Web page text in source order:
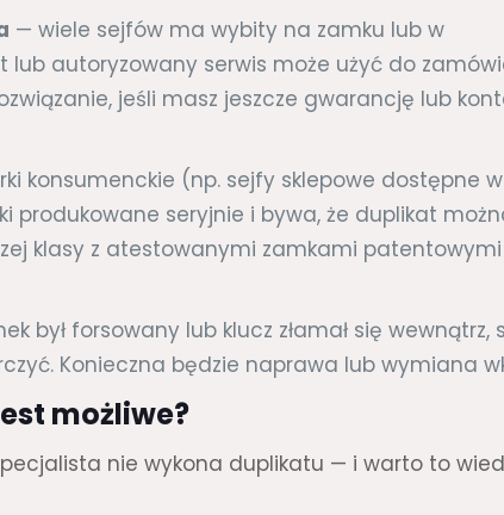
— wiele sejfów ma wybity na zamku lub w
autoryzowany serwis może użyć do
jeśli masz jeszcze gwarancję lub
konsumenckie (np. sejfy sklepowe dostępne w
seryjnie i bywa, że duplikat
klasy z atestowanymi zamkami
był forsowany lub klucz złamał się wewnątrz,
Konieczna będzie naprawa lub wymiana
możliwe?
nie wykona duplikatu — i warto to